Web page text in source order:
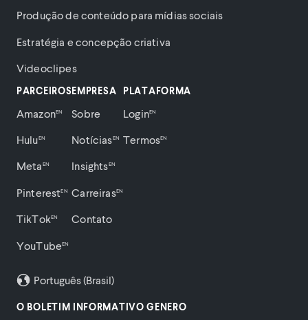
Produção de conteúdo para mídias sociais
Estratégia e concepção criativa
Videoclipes
PARCEIROS
AmazonEN
HuluEN
Meta EN
PinterestEN
TikTokEN
YouTubeEN
EMPRESA
Sobre
NotíciasEN
InsightsEN
CarreirasEN
Contato
PLATAFORMA
LoginEN
TermosEN
Português (Brasil)
O BOLETIM INFORMATIVO GENERO